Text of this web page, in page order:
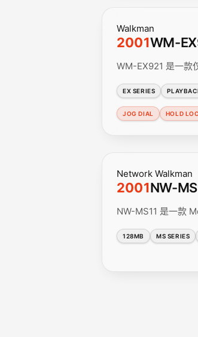
Walkman
2001WM-
WM-EX921 是一款
EX SERIES
JOG DIAL HOLD
Network Walkman
2001NW-
NW-MS11 是一款
128MB MS SERIES